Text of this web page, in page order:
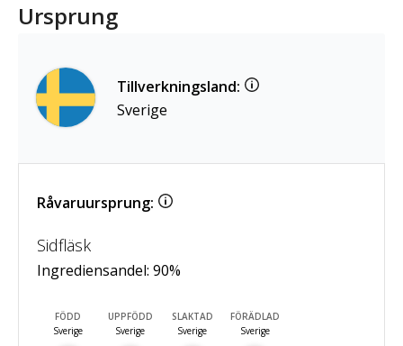
Ursprung
Tillverkningsland:
Sverige
Råvaruursprung:
Sidfläsk
Ingrediensandel: 90%
FÖDD
Sverige
UPPFÖDD
Sverige
SLAKTAD
Sverige
FÖRÄDLAD
Sverige